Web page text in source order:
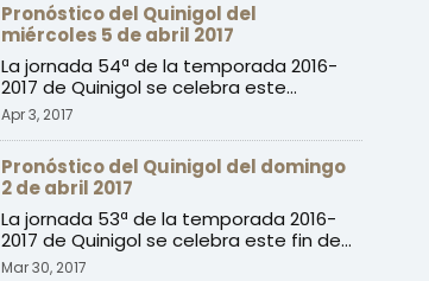
Pronóstico del Quinigol del
miércoles 5 de abril 2017
La jornada 54ª de la temporada 2016-
2017 de Quinigol se celebra este
miércoles con partidos de l ...
Apr 3, 2017
Pronóstico del Quinigol del domingo
2 de abril 2017
La jornada 53ª de la temporada 2016-
2017 de Quinigol se celebra este fin de
semana con dos parti ...
Mar 30, 2017